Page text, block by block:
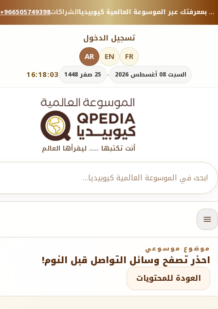
+966505749398الشراكات منصة معرفية موثوقة — شارك بمعرفتك عبر الموسوعة العالمية كيوبيديا.
تسجيل الدخول
16:18:04 السبت 08 أغسطس 2026 - 25 صفر 1448
AR EN FR
أنت تكتبها ..... ليقرأها العالم
موضوع موسوعي
احذر تصفح وسائل التواصل قبل النوم!
العودة للمحتويات